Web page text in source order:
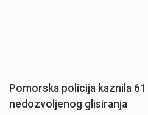
Pomorska policija kaznila
nedozvoljenog glisiranja